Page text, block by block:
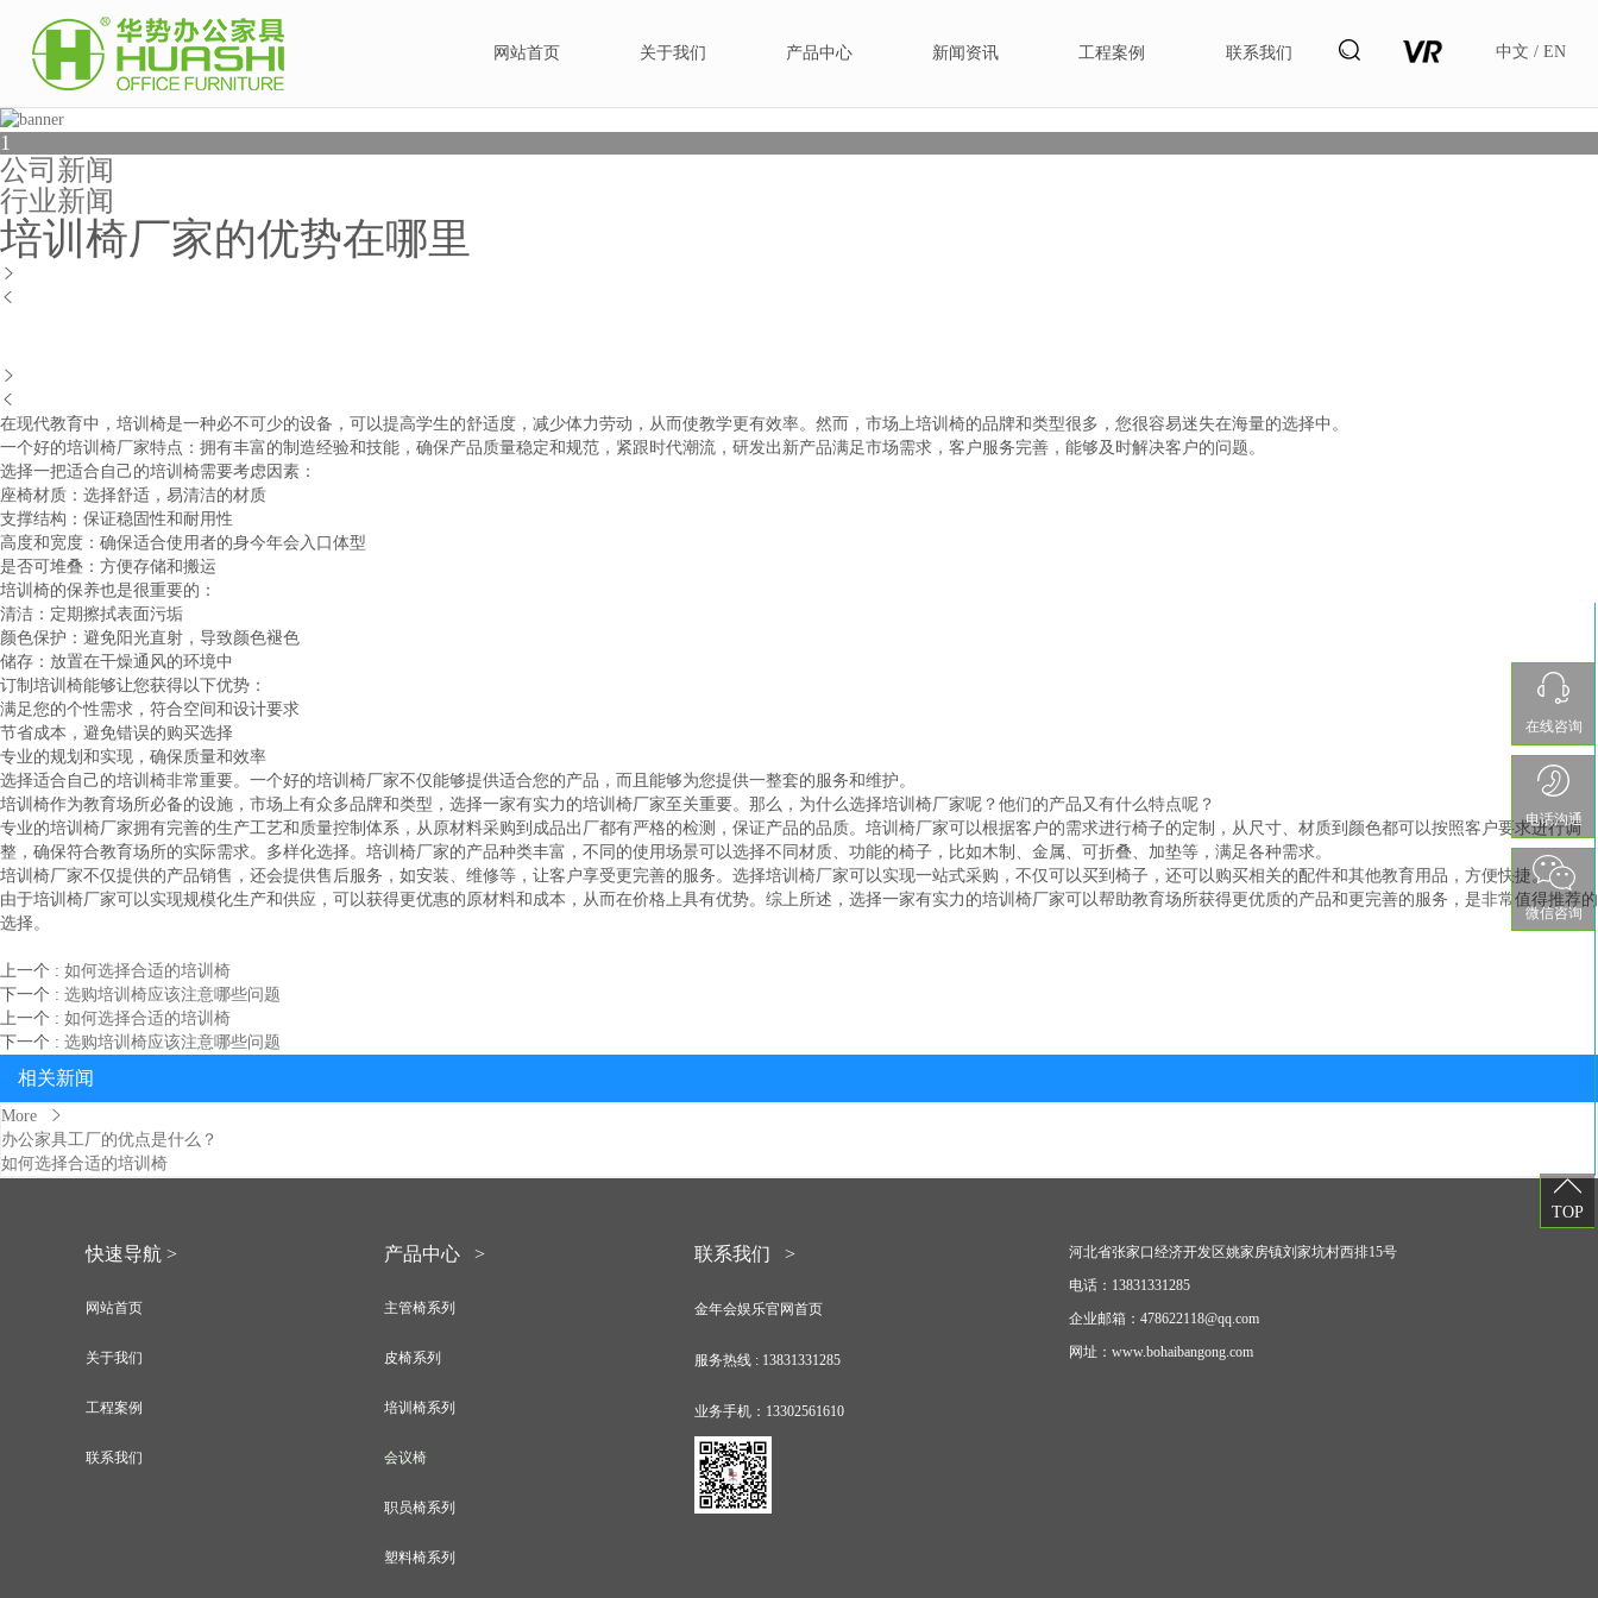
网站首页 关于我们 产品中心 新闻资讯 工程案例 联系我们 中文 / EN
1
公司新闻
行业新闻
培训椅厂家的优势在哪里




在现代教育中，培训椅是一种必不可少的设备，可以提高学生的舒适度，减少体力劳动，从而使教学更有效率。然而，市场上培训椅的品牌和类型很多，您很容易迷失在海量的选择中。
一个好的培训椅厂家特点：拥有丰富的制造经验和技能，确保产品质量稳定和规范，紧跟时代潮流，研发出新产品满足市场需求，客户服务完善，能够及时解决客户的问题。
选择一把适合自己的培训椅需要考虑因素：
座椅材质：选择舒适，易清洁的材质
支撑结构：保证稳固性和耐用性
高度和宽度：确保适合使用者的身今年会入口体型
是否可堆叠：方便存储和搬运
培训椅的保养也是很重要的：
清洁：定期擦拭表面污垢
颜色保护：避免阳光直射，导致颜色褪色
储存：放置在干燥通风的环境中
订制培训椅能够让您获得以下优势：
满足您的个性需求，符合空间和设计要求
节省成本，避免错误的购买选择
专业的规划和实现，确保质量和效率
选择适合自己的培训椅非常重要。一个好的培训椅厂家不仅能够提供适合您的产品，而且能够为您提供一整套的服务和维护。
培训椅作为教育场所必备的设施，市场上有众多品牌和类型，选择一家有实力的培训椅厂家至关重要。那么，为什么选择培训椅厂家呢？他们的产品又有什么特点呢？
专业的培训椅厂家拥有完善的生产工艺和质量控制体系，从原材料采购到成品出厂都有严格的检测，保证产品的品质。培训椅厂家可以根据客户的需求进行椅子的定制，从尺寸、材质到颜色都可以按照客户要求进行调
整，确保符合教育场所的实际需求。多样化选择。培训椅厂家的产品种类丰富，不同的使用场景可以选择不同材质、功能的椅子，比如木制、金属、可折叠、加垫等，满足各种需求。
培训椅厂家不仅提供的产品销售，还会提供售后服务，如安装、维修等，让客户享受更完善的服务。选择培训椅厂家可以实现一站式采购，不仅可以买到椅子，还可以购买相关的配件和其他教育用品，方便快捷。
由于培训椅厂家可以实现规模化生产和供应，可以获得更优惠的原材料和成本，从而在价格上具有优势。综上所述，选择一家有实力的培训椅厂家可以帮助教育场所获得更优质的产品和更完善的服务，是非常值得推荐的
选择。
上一个 : 如何选择合适的培训椅
下一个 : 选购培训椅应该注意哪些问题
上一个 : 如何选择合适的培训椅
下一个 : 选购培训椅应该注意哪些问题
相关新闻
More
办公家具工厂的优点是什么？
如何选择合适的培训椅
在线咨询
电话沟通
微信咨询
TOP
快速导航 >
网站首页
关于我们
工程案例
联系我们
产品中心 >
主管椅系列
皮椅系列
培训椅系列
会议椅
职员椅系列
塑料椅系列
联系我们 >
金年会娱乐官网首页
服务热线 : 13831331285
业务手机： 13302561610
河北省张家口经济开发区姚家房镇刘家坑村西排15号
电话： 13831331285
企业邮箱： 478622118@qq.com
网址： www.bohaibangong.com